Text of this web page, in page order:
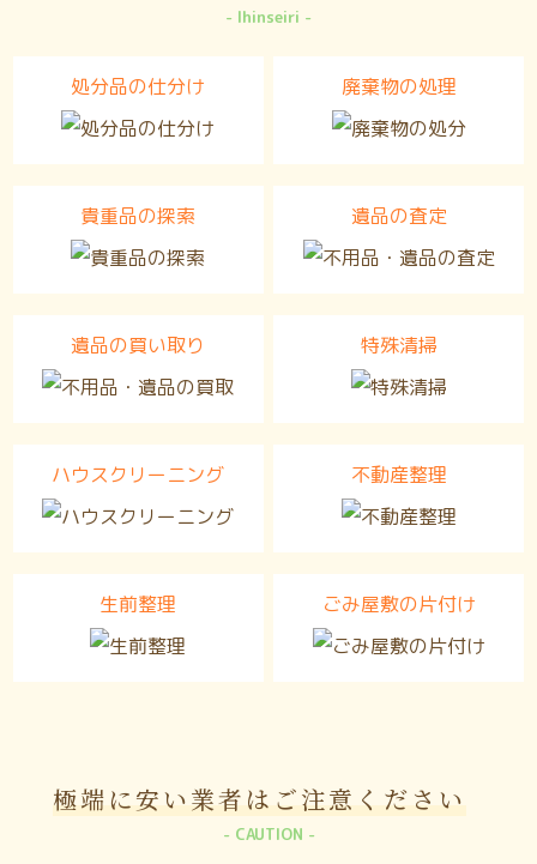
Ihinseiri
処分品の仕分け 廃棄物の処理
貴重品の探索 遺品の査定
遺品の買い取り 特殊清掃
ハウスクリーニング 不動産整理
生前整理 ごみ屋敷の片付け
極端に安い業者は ご注意ください
CAUTION